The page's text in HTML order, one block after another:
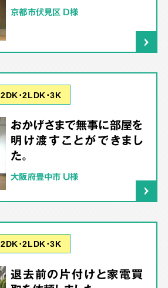
京都市伏見区 D様
2DK･2LDK･3K
おかげさまで無事に部屋を
明け渡すことができまし
た。
大阪府豊中市 U様
2DK･2LDK･3K
退去前の片付けと家電買